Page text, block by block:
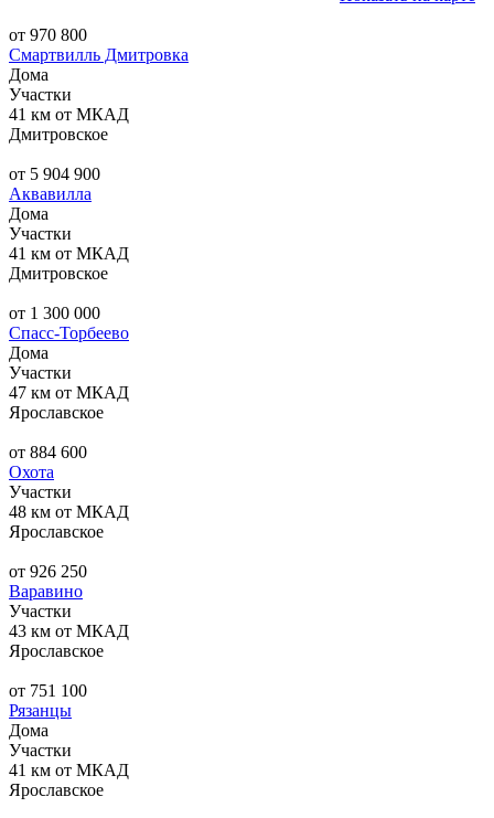
от 970 800
Смартвилль Дмитровка
Дома
Участки
41 км от МКАД
Дмитровское
от 5 904 900
Аквавилла
Дома
Участки
41 км от МКАД
Дмитровское
от 1 300 000
Спасс-Торбеево
Дома
Участки
47 км от МКАД
Ярославское
от 884 600
Охота
Участки
48 км от МКАД
Ярославское
от 926 250
Варавино
Участки
43 км от МКАД
Ярославское
от 751 100
Рязанцы
Дома
Участки
41 км от МКАД
Ярославское